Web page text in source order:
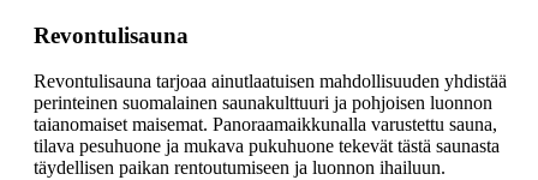
Revontulisauna
Revontulisauna tarjoaa ainutlaatuisen mahdollisuuden yhdistää
perinteinen suomalainen saunakulttuuri ja pohjoisen luonnon
taianomaiset maisemat. Panoraamaikkunalla varustettu sauna,
tilava pesuhuone ja mukava pukuhuone tekevät tästä saunasta
täydellisen paikan rentoutumiseen ja luonnon ihailuun.